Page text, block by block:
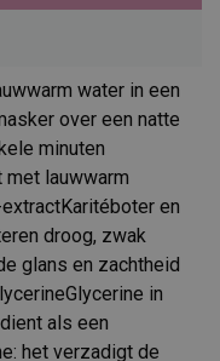
water in een
over een natte
minuten
met lauwwarm
en
droog, zwak
glans en zachtheid
in
als een
het verzadigt de